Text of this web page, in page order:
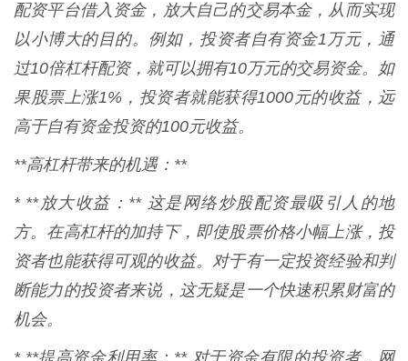
配资平台借入资金，放大自己的交易本金，从而实现
以小博大的目的。例如，投资者自有资金1万元，通
过10倍杠杆配资，就可以拥有10万元的交易资金。如
果股票上涨1%，投资者就能获得1000元的收益，远
高于自有资金投资的100元收益。
**高杠杆带来的机遇：**
* **放大收益：** 这是网络炒股配资最吸引人的地
方。在高杠杆的加持下，即使股票价格小幅上涨，投
资者也能获得可观的收益。对于有一定投资经验和判
断能力的投资者来说，这无疑是一个快速积累财富的
机会。